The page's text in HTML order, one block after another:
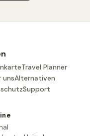
Travel Planner
unsAlternativen
Support